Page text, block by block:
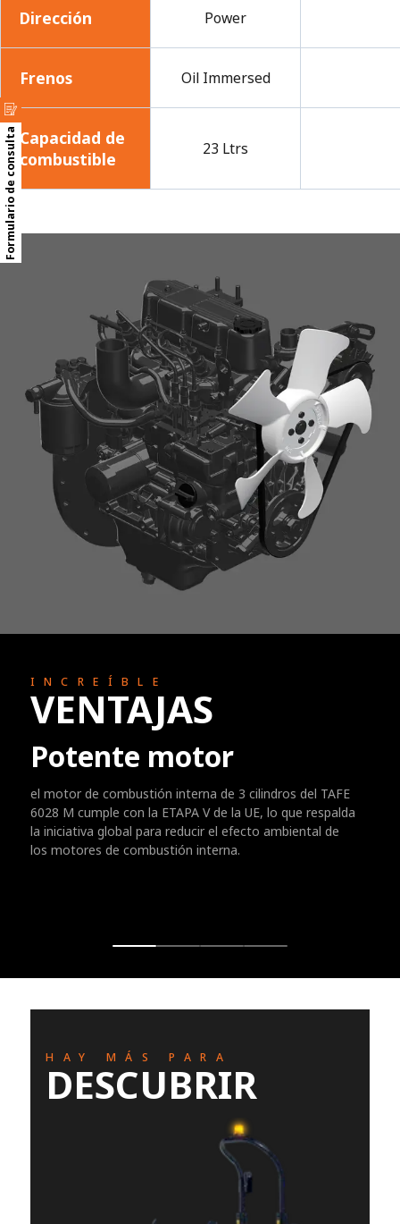
Formulario de consulta
Dirección Power
Frenos Oil Immersed
Capacidad de
combustible
23 Ltrs
INCREÍBLE
VENTAJAS
Potente motor
el motor de combustión interna de 3 cilindros del TAFE
6028 M cumple con la ETAPA V de la UE, lo que respalda
la iniciativa global para reducir el efecto ambiental de
los motores de combustión interna.
HAY MÁS PARA
DESCUBRIR